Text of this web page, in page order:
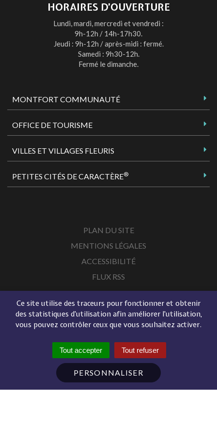
Ce site utilise des traceurs pour fonctionner et obtenir
des statistiques d'utilisation afin améliorer l'utilisation,
vous pouvez contrôler ceux que vous souhaitez activer.
Tout accepter Tout refuser
PERSONNALISER
HORAIRES D’OUVERTURE
Lundi, mardi, mercredi et vendredi :
9h-12h / 14h-17h30.
Jeudi : 9h-12h / après-midi : fermé.
Samedi : 9h30-12h.
Fermé le dimanche.
MONTFORT COMMUNAUTÉ
OFFICE DE TOURISME
VILLES ET VILLAGES FLEURIS
PETITES CITÉS DE CARACTÈRE®
PLAN DU SITE
MENTIONS LÉGALES
ACCESSIBILITÉ
FLUX RSS